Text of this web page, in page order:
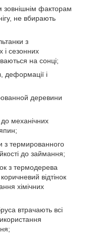
зовнішнім факторам
не вбирають
з
і сезонних
на сонці;
деформації і
деревини
до механічних
з термированного
до займання;
з термодерева
відтінок
хімічних
втрачають всі